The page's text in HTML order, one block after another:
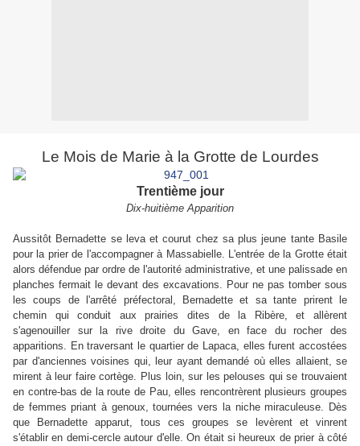
Le Mois de Marie à la Grotte de Lourdes
Trentième jour
Dix-huitième Apparition
Aussitôt Bernadette se leva et courut chez sa plus jeune tante Basile
pour la prier de l'accompagner à Massabielle. L'entrée de la Grotte était
alors défendue par ordre de l'autorité administrative, et une palissade en
planches fermait le devant des excavations. Pour ne pas tomber sous
les coups de l'arrêté préfectoral, Bernadette et sa tante prirent le
chemin qui conduit aux prairies dites de la Ribère, et allèrent
s'agenouiller sur la rive droite du Gave, en face du rocher des
apparitions. En traversant le quartier de Lapaca, elles furent accostées
par d'anciennes voisines qui, leur ayant demandé où elles allaient, se
mirent à leur faire cortège. Plus loin, sur les pelouses qui se trouvaient
en contre-bas de la route de Pau, elles rencontrèrent plusieurs groupes
de femmes priant à genoux, tournées vers la niche miraculeuse. Dès
que Bernadette apparut, tous ces groupes se levèrent et vinrent
s'établir en demi-cercle autour d'elle. On était si heureux de prier à côté